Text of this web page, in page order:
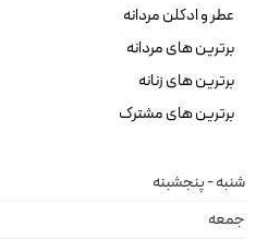
عطر و ادکلن مردانه
برترین های مردانه
برترین های زنانه
برترین های مشترک
شنبه - پنجشبنه
جمعه